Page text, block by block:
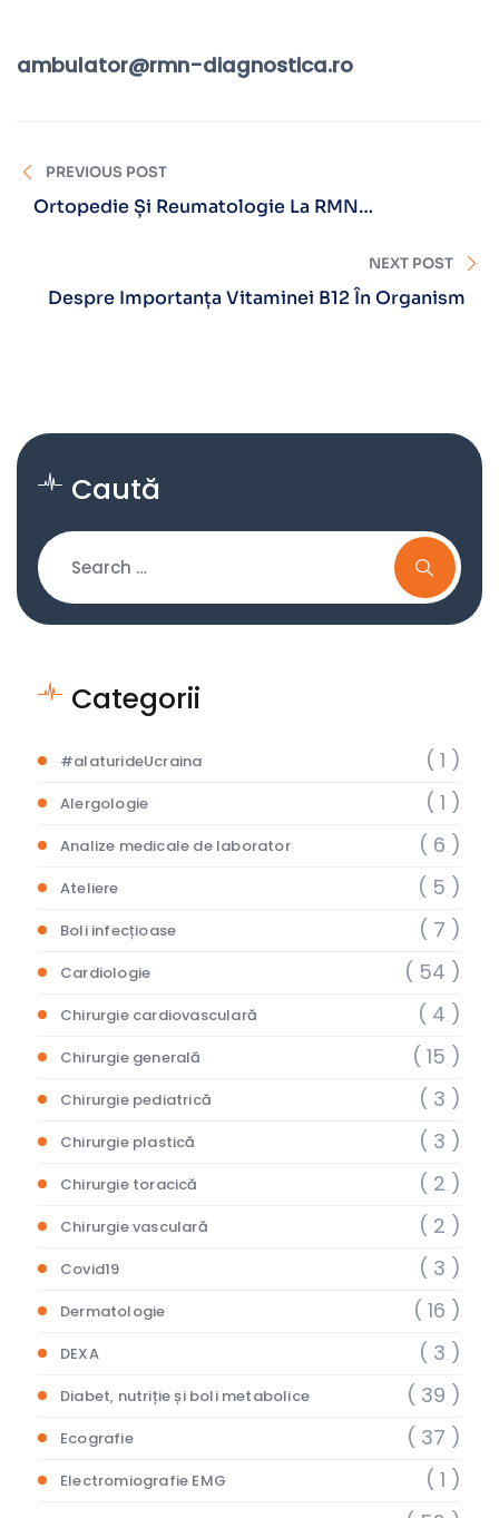
ambulator@rmn-diagnostica.ro
PREVIOUS POST
Ortopedie Și Reumatologie La RMN
NEXT POST
Despre Importanța Vitaminei B12 În Organism
Caută
Categorii
#alaturideUcraina ( 1 )
Alergologie ( 1 )
Analize medicale de laborator ( 6 )
Ateliere ( 5 )
Boli infecțioase ( 7 )
Cardiologie ( 54 )
Chirurgie cardiovasculară ( 4 )
Chirurgie generală ( 15 )
Chirurgie pediatrică ( 3 )
Chirurgie plastică ( 3 )
Chirurgie toracică ( 2 )
Chirurgie vasculară ( 2 )
Covid19 ( 3 )
Dermatologie ( 16 )
DEXA ( 3 )
Diabet, nutriție și boli metabolice ( 39 )
Ecografie ( 37 )
Electromiografie EMG ( 1 )